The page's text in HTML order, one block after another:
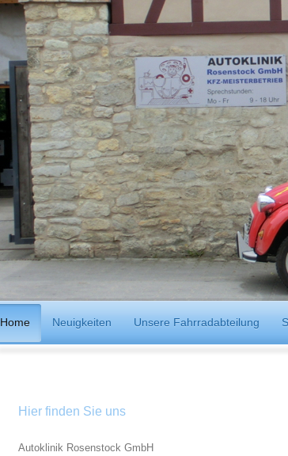
Home Neuigkeiten Unsere Fahrradabteilung
Hier finden Sie uns
Autoklinik Rosenstock GmbH